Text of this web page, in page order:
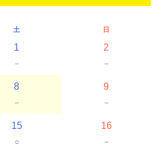
土 日
1
－
2
－
8
－
9
－
15
○
16
－